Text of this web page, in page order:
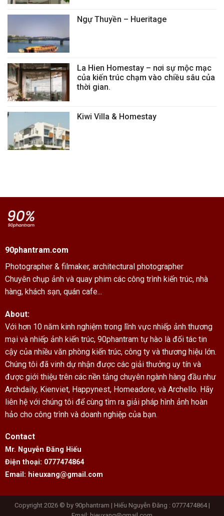
Ngự Thuyền – Hueritage
La Hien Homestay – nơi sự mộc mạc
của kiến trúc chạm vào chiều sâu của
thời gian.
Kiwi Villa & Homestay
90phantram.com
Photographer & filmaker, architectural photographer
Chuyên chụp ảnh và quay phim các công trình kiến trúc, nhà
hàng, khách sạn, quán cafe...
About:
Với hơn 10 năm kinh nghiệm trong lĩnh vực nhiếp ảnh thương
mại và nhiếp ảnh kiến trúc, 90phantram tự hào là đối tác tin
cậy của nhiều văn phòng kiến trúc, công ty và thương hiệu lớn.
Chúng tôi đã vinh dự nhận được các giải thưởng uy tín và
được giới thiệu trên các nền tảng chuyên ngành hàng đầu như
Archdaily, Kienviet, Happynest, Homeadore, và Archello. Hãy
liên hệ với chúng tôi để cùng tìm ra giải pháp hình ảnh hoàn
hảo cho công trình và doanh nghiệp của bạn.
Contact
Mr. Nguyễn Đăng Hiếu
Điện thoại: 0777474864
Email: hieuxang@gmail.com
Copyright 2026 © by 90phantram | Hiếu Nguyễn Đăng : 0777474864 |